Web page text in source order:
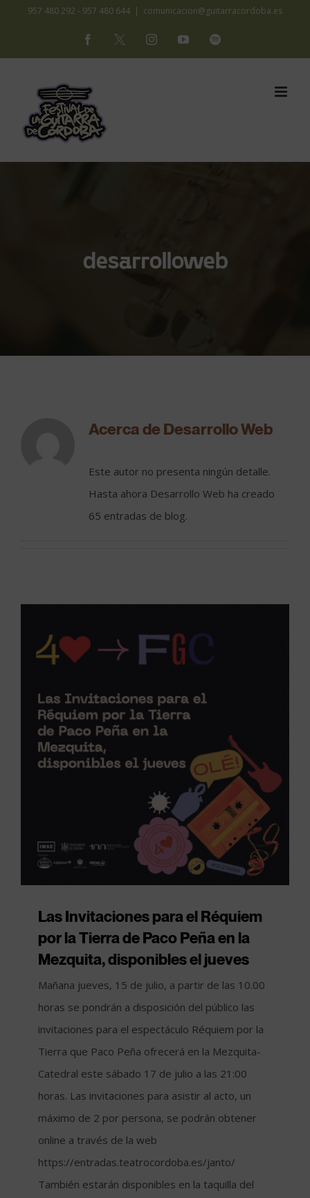
contenido
957 480 292 - 957 480 644 | comunicacion@guitarracordoba.es
Facebook
X InstagramYouTubeSpotify
desarrolloweb
Acerca de Desarrollo Web
Este autor no presenta ningún detalle.
Hasta ahora Desarrollo Web ha creado
65 entradas de blog.
Las Invitaciones para el Réquiem
por la Tierra de Paco Peña en la
Mezquita, disponibles el jueves
Mañana jueves, 15 de julio, a partir de las 10.00
horas se pondrán a disposición del público las
invitaciones para el espectáculo Réquiem por la
Tierra que Paco Peña ofrecerá en la Mezquita-
Catedral este sábado 17 de julio a las 21:00
horas. Las invitaciones para asistir al acto, un
máximo de 2 por persona, se podrán obtener
online a través de la web
https://entradas.teatrocordoba.es/janto/
También estarán disponibles en la taquilla del